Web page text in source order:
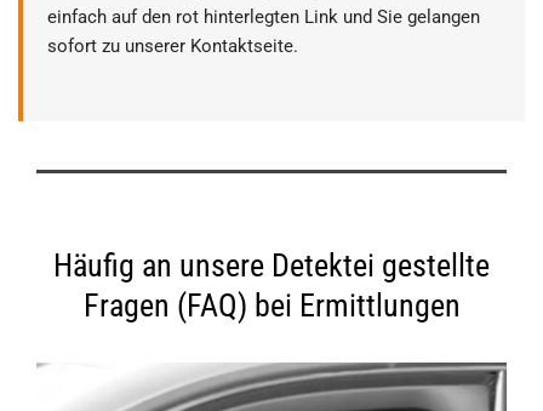
einfach auf den rot hinterlegten Link und Sie gelangen
sofort zu unserer Kontaktseite.
Häufig an unsere Detektei gestellte
Fragen (FAQ) bei Ermittlungen